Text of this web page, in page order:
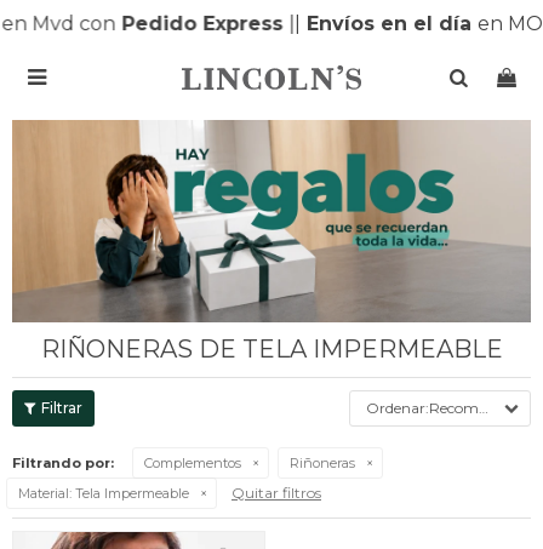
Mvd conPedido Express| Envíos en el díaen

RIÑONERAS DE TELA IMPERMEABLE
Recomendados
Filtrando por: Complementos
Riñoneras
Material: Tela Impermeable Quitar filtros